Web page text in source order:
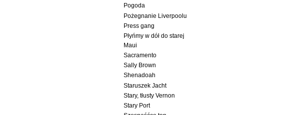
Pogoda
Pożegnanie Liverpoolu
Press gang
Płyńmy w dół do starej
Maui
Sacramento
Sally Brown
Shenadoah
Staruszek Jacht
Stary, tłusty Vernon
Stary Port